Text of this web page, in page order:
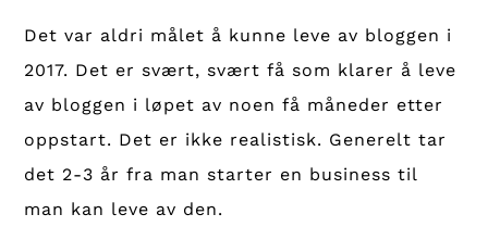
Det var aldri målet å kunne leve av bloggen i
2017. Det er svært, svært få som klarer å leve
av bloggen i løpet av noen få måneder etter
oppstart. Det er ikke realistisk. Generelt tar
det 2-3 år fra man starter en business til
man kan leve av den.